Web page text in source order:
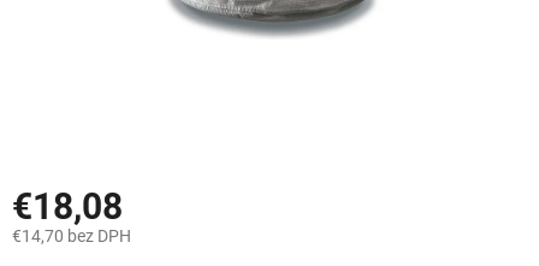
€18,08
€14,70 bez DPH